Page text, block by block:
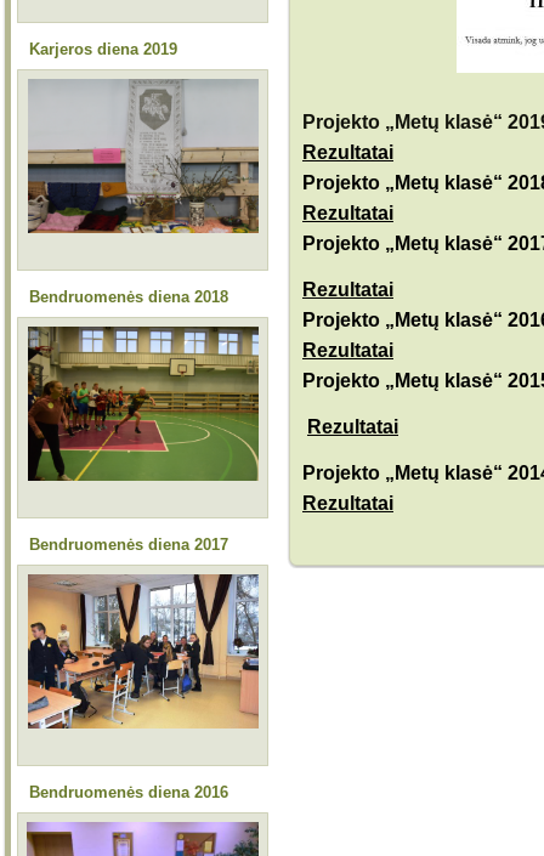
Karjeros diena 2019
Bendruomenės diena 2018
Bendruomenės diena 2017
Bendruomenės diena 2016
Projekto „Metų klasė“
Rezultatai
Projekto „Metų klasė“
Rezultatai
Projekto „Metų klasė“
Rezultatai
Projekto „Metų klasė“
Rezultatai
Projekto „Metų klasė“
Rezultatai
Projekto „Metų klasė“
Rezultatai